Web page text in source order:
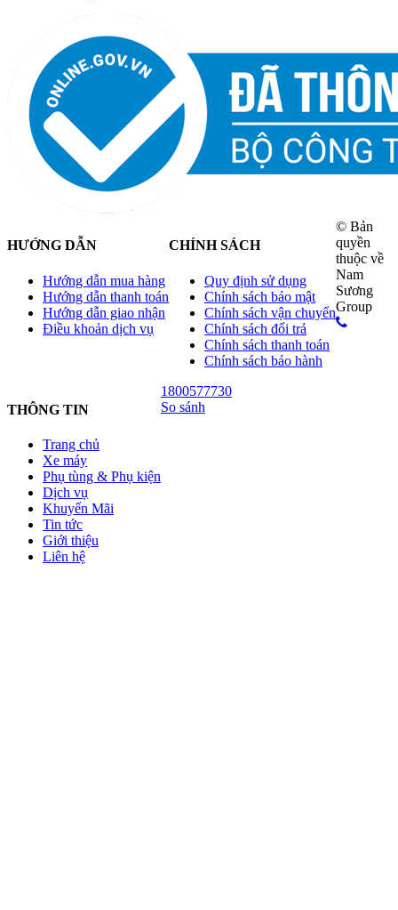
HƯỚNG DẪN
Hướng dẫn mua hàng
Hướng dẫn thanh toán
Hướng dẫn giao nhận
Điều khoản dịch vụ
CHÍNH SÁCH
Quy định sử dụng
Chính sách bảo mật
Chính sách vận chuyển
Chính sách đổi trả
Chính sách thanh toán
Chính sách bảo hành
THÔNG TIN
Trang chủ
Xe máy
Phụ tùng & Phụ kiện
Dịch vụ
Khuyến Mãi
Tin tức
Giới thiệu
Liên hệ
© Bản
quyền
thuộc về
Nam
Sương
Group
1800577730
So sánh